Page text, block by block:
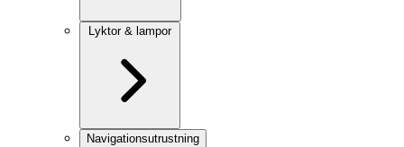
Lyktor & lampor
Navigationsutrustning